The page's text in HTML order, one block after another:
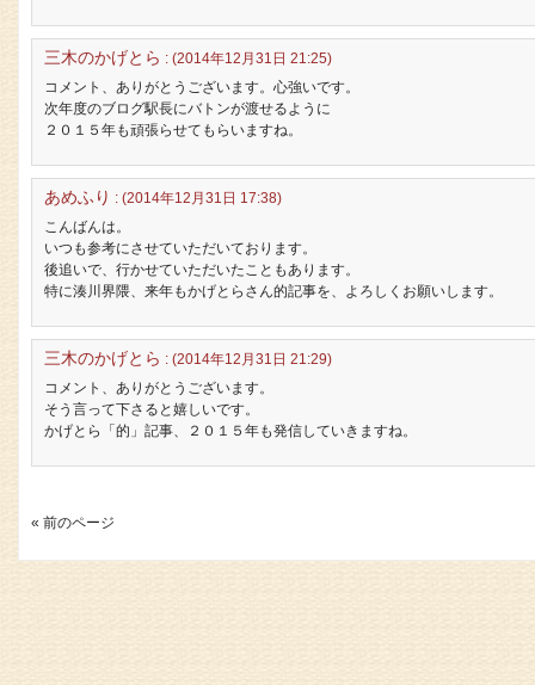
三木のかげとら : (2014年12月31日 21:25)
コメント、ありがとうございます。心強いです。
次年度のブログ駅長にバトンが渡せるように
２０１５年も頑張らせてもらいますね。
あめふり : (2014年12月31日 17:38)
こんばんは。
いつも参考にさせていただいております。
後追いで、行かせていただいたこともあります。
特に湊川界隈、来年もかげとらさん的記事を、よろしくお願いします。
三木のかげとら : (2014年12月31日 21:29)
コメント、ありがとうございます。
そう言って下さると嬉しいです。
かげとら「的」記事、２０１５年も発信していきますね。
« 前のページ